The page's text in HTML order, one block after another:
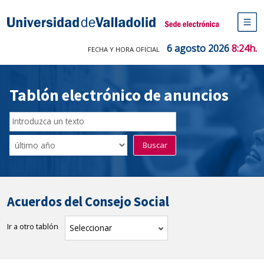
Sede electrónica Universidad de
de
FECHA Y HORA OFICIAL 6 agosto 20268:24h.
Tablón electrónico de anuncios
Buscador
del
Tablón
Filtro
de
Buscar
Acuerdos del Consejo Social
Ir a otro tablón Seleccionar tablón